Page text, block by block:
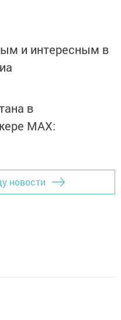
и интересным в
в
MАХ:
новости